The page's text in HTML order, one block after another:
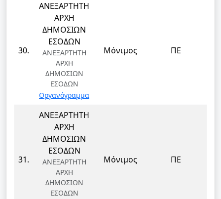
30.
ΑΝΕΞΑΡΤΗΤΗ
ΑΡΧΗ
ΔΗΜΟΣΙΩΝ
ΕΣΟΔΩΝ
ΑΝΕΞΑΡΤΗΤΗ
ΑΡΧΗ
ΔΗΜΟΣΙΩΝ
ΕΣΟΔΩΝ
Οργανόγραμμα
Μόνιμος ΠΕ
31.
ΑΝΕΞΑΡΤΗΤΗ
ΑΡΧΗ
ΔΗΜΟΣΙΩΝ
ΕΣΟΔΩΝ
ΑΝΕΞΑΡΤΗΤΗ
ΑΡΧΗ
ΔΗΜΟΣΙΩΝ
ΕΣΟΔΩΝ
Μόνιμος ΠΕ